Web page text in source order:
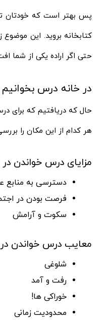
پس بهتر است که خودتان
کتابخانه بروید. این
حتی اگر اراده یکی از شما
در خانه درس بخوانیم
حال که دریافتیم که برای
هر کدام از این مکان را
مزایای درس خواندن در
دسترسی به منابع
فرصت بودن در
سکوت و آرامش
معایب درس خواندن در
شلوغی
رفت و آمد
خوراکی ها!
محدودیت زمانی